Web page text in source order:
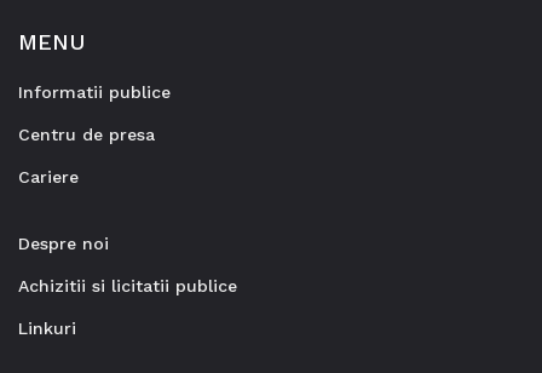
MENU
Informatii publice
Centru de presa
Cariere
Despre noi
Achizitii si licitatii publice
Linkuri